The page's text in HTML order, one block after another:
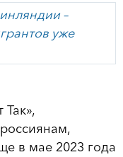
–
уже
в мае 2023 года